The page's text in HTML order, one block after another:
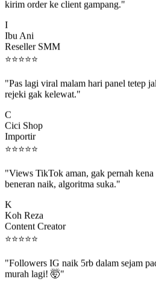
Ibu Ani
Reseller SMM
⭐⭐⭐⭐⭐
rejeki gak kelewat."
Cici Shop
Importir
⭐⭐⭐⭐⭐
beneran naik, algoritma suka."
Koh Reza
Content Creator
⭐⭐⭐⭐⭐
murah lagi! 🤯"